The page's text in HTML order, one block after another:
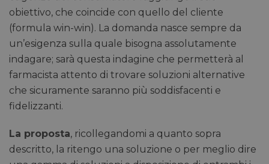
obiettivo, che coincide con quello del cliente
(formula win-win). La domanda nasce sempre da
un’esigenza sulla quale bisogna assolutamente
indagare; sarà questa indagine che permetterà al
farmacista attento di trovare soluzioni alternative
che sicuramente saranno più soddisfacenti e
fidelizzanti.
La proposta, ricollegandomi a quanto sopra
descritto, la ritengo una soluzione o per meglio dire